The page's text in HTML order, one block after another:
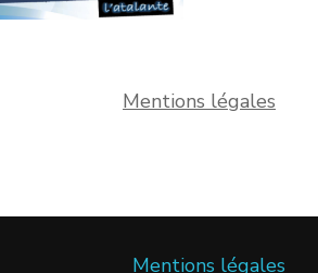
Mentions légales
Mentions légales